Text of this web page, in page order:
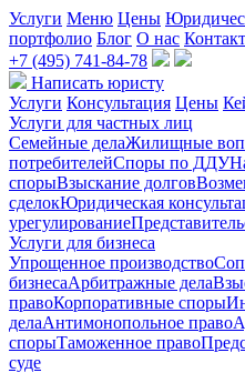
Услуги Меню Цены
портфолио Блог О нас
+7 (495) 741-84-78
Написать юристу
Услуги Консультация Цены
Услуги для частных лиц
Семейные делаЖилищные
потребителейСпоры по ДДУ
спорыВзыскание долгов
сделокЮридическая
урегулирование
Услуги для бизнеса
Упрощенное производство
бизнесаАрбитражные дела
правоКорпоративные споры
делаАнтимонопольное право
спорыТаможенное право
суде